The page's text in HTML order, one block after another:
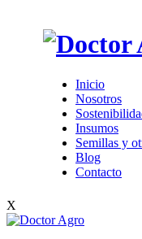
Inicio
Nosotros
Insumos
Semillas y
Blog
Contacto
X